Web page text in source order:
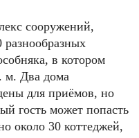
сооружений,
в котором
м. Два дома
для приёмов, но
гость может попасть
около 30 коттеджей,